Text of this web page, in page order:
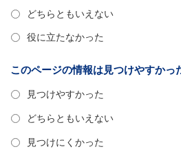
どちらともいえない
役に立たなかった
このページの情報は見つけやすかっ
見つけやすかった
どちらともいえない
見つけにくかった